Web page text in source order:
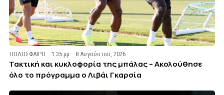
ΠΟΔΟΣΦΑΙΡΟ 1:35 μμ 8 Αυγούστου, 2026
Τακτική και κυκλοφορία της μπάλας – Ακολούθησε
όλο το πρόγραμμα ο Λιβάι Γκαρσία